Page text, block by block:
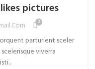
pictures
0
parturient sceler
viverra